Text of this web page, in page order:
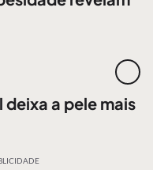
a pele mais